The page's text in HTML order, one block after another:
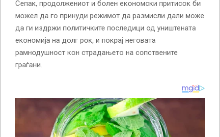
Сепак, продолжениот и болен економски притисок би
можел да го принуди режимот да размисли дали може
да ги издржи политичките последици од уништената
економија на долг рок, и покрај неговата
рамнодушност кон страдањето на сопствените
граѓани.